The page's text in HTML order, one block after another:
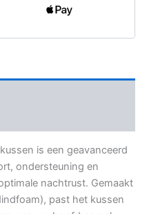
is een geavanceerd
ondersteuning en
nachtrust. Gemaakt
past het kussen